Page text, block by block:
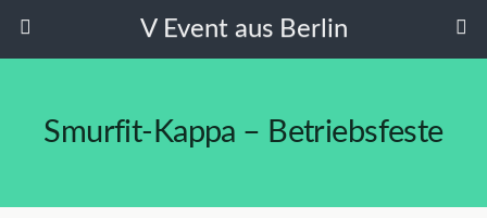
V Event aus Berlin
Smurfit-Kappa – Betriebsfeste